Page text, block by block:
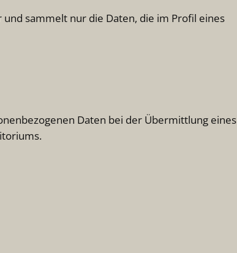
sammelt nur die Daten, die im Profil eines
Daten bei der Übermittlung eines